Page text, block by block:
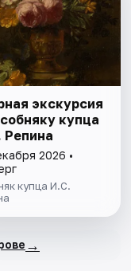
экскурсия
купца
Репина
2026 •
купца И.С.
→